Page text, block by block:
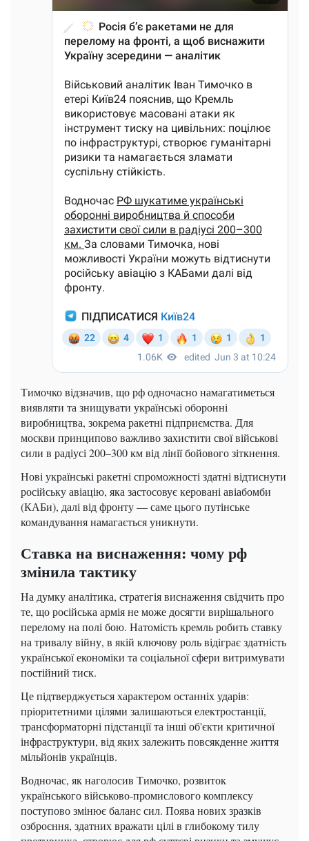
Тимочко відзначив, що рф одночасно намагатиметься
виявляти та знищувати українські оборонні
виробництва, зокрема ракетні підприємства. Для
москви принципово важливо захистити свої військові
сили в радіусі 200–300 км від лінії бойового зіткнення.
Нові українські ракетні спроможності здатні відтиснути
російську авіацію, яка застосовує керовані авіабомби
(КАБи), далі від фронту — саме цього путінське
командування намагається уникнути.
Ставка на виснаження: чому рф
змінила тактику
На думку аналітика, стратегія виснаження свідчить про
те, що російська армія не може досягти вирішального
перелому на полі бою. Натомість кремль робить ставку
на тривалу війну, в якій ключову роль відіграє здатність
української економіки та соціальної сфери витримувати
постійний тиск.
Це підтверджується характером останніх ударів:
пріоритетними цілями залишаються електростанції,
трансформаторні підстанції та інші об'єкти критичної
інфраструктури, від яких залежить повсякденне життя
мільйонів українців.
Водночас, як наголосив Тимочко, розвиток
українського військово-промислового комплексу
поступово змінює баланс сил. Поява нових зразків
озброєння, здатних вражати цілі в глибокому тилу